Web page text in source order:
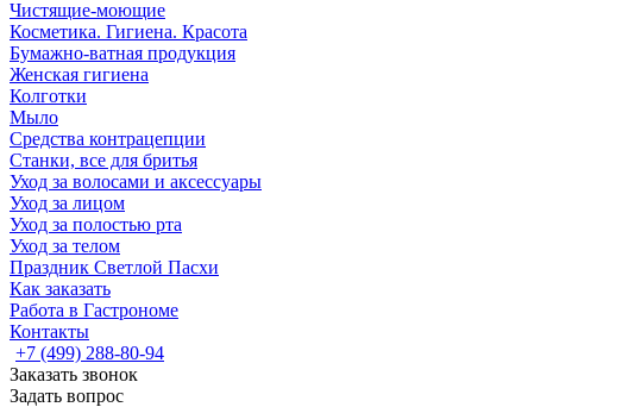
Чистящие-моющие
Косметика. Гигиена. Красота
Бумажно-ватная продукция
Женская гигиена
Колготки
Мыло
Средства контрацепции
Станки, все для бритья
Уход за волосами и аксессуары
Уход за лицом
Уход за полостью рта
Уход за телом
Праздник Светлой Пасхи
Как заказать
Работа в Гастрономе
Контакты
+7 (499) 288-80-94
Заказать звонок
Задать вопрос